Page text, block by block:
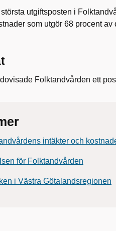
utgiftsposten i
som utgör 68 procent av
Folktandvården ett
intäkter och
för Folktandvården
i Västra Götalandsregionen